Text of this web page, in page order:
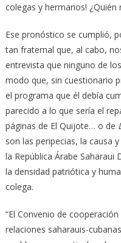
colegas y hermanos! ¿Quién
Ese pronóstico se cumplió,
tan fraternal que, al cabo,
entrevista que ninguno de
modo que, sin cuestionario
el programa que él debía
parecido a lo que sería el
páginas de El Quijote… o de
son las peripecias, la causa
la República Árabe Saharaui
la densidad patriótica y
colega.
“El Convenio de
relaciones saharauis-